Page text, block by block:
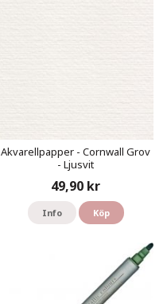
Akvarellpapper - Cornwall Grov
- Ljusvit
49,90 kr
Info Köp